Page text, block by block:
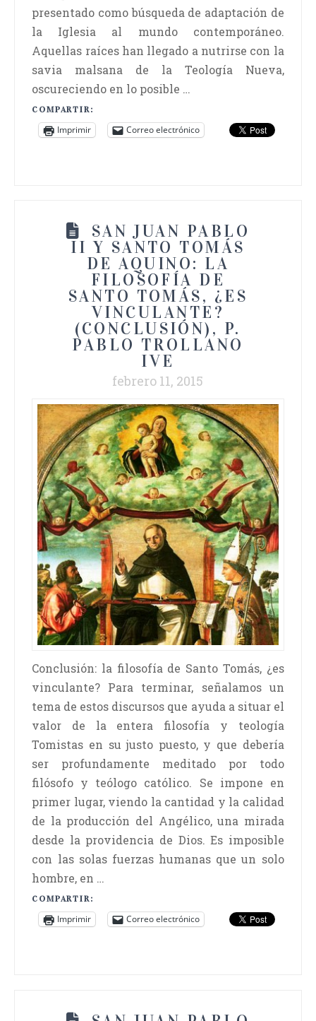
presentado como búsqueda de adaptación de
la Iglesia al mundo contemporáneo.
Aquellas raíces han llegado a nutrirse con la
savia malsana de la Teología Nueva,
oscureciendo en lo posible …
COMPARTIR:
Imprimir Correo electrónico
SAN JUAN PABLO
II Y SANTO TOMÁS
DE AQUINO: LA
FILOSOFÍA DE
SANTO TOMÁS, ¿ES
VINCULANTE?
(CONCLUSIÓN), P.
PABLO TROLLANO
IVE
febrero 11, 2015
Conclusión: la filosofía de Santo Tomás, ¿es
vinculante? Para terminar, señalamos un
tema de estos discursos que ayuda a situar el
valor de la entera filosofía y teología
Tomistas en su justo puesto, y que debería
ser profundamente meditado por todo
filósofo y teólogo católico. Se impone en
primer lugar, viendo la cantidad y la calidad
de la producción del Angélico, una mirada
desde la providencia de Dios. Es imposible
con las solas fuerzas humanas que un solo
hombre, en …
COMPARTIR:
Imprimir Correo electrónico